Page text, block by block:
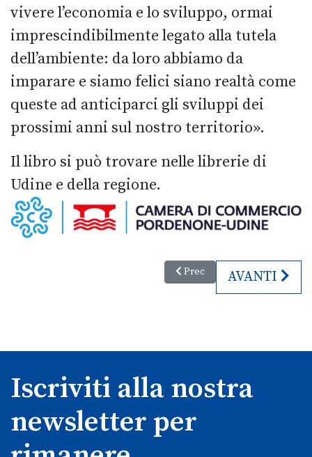
vivere l’economia e lo sviluppo, ormai
imprescindibilmente legato alla tutela
dell’ambiente: da loro abbiamo da
imparare e siamo felici siano realtà come
queste ad anticiparci gli sviluppi dei
prossimi anni sul nostro territorio».
Il libro si può trovare nelle librerie di
Udine e della regione.
Articolo precedente:
Prec ARTICOLO
AVANTI
Iscriviti alla nostra
newsletter per